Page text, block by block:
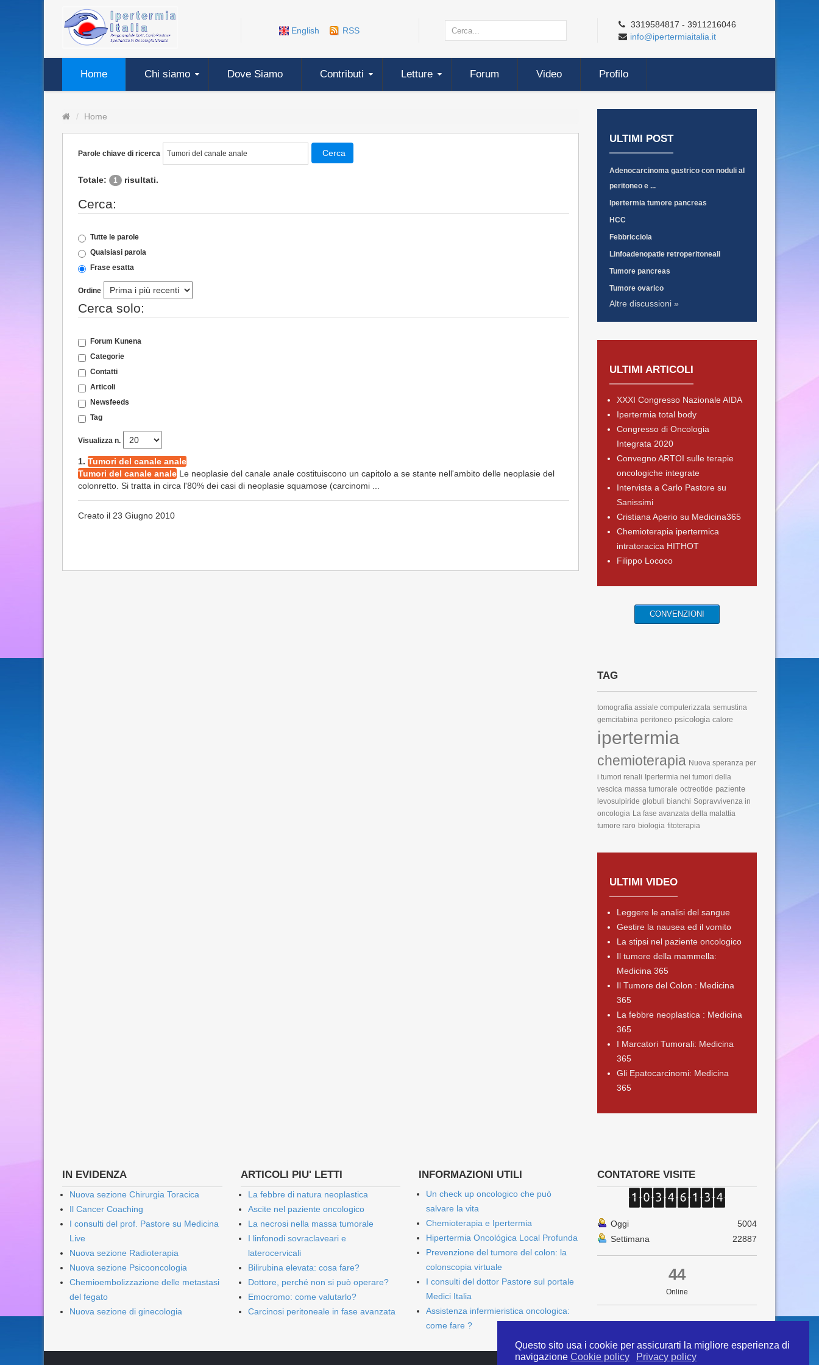
Questo sito usa i cookie per assicurarti la migliore esperienza di
navigazione Cookie policy Privacy policy
English RSS
3319584817 - 3911216046
info@ipertermiaitalia.it
Home Chi siamo Dove Siamo Contributi Letture Forum Video Profilo
Home
Parole chiave di ricerca Cerca
Totale: 1 risultati.
Cerca:
Tutte le parole
Qualsiasi parola
Frase esatta
Ordine
Cerca solo:
Forum Kunena
Categorie
Contatti
Articoli
Newsfeeds
Tag
Visualizza n.
1. Tumori del canale anale
Tumori del canale anale Le neoplasie del canale anale costituiscono un capitolo a se stante nell'ambito delle neoplasie del
colonretto. Si tratta in circa l'80% dei casi di neoplasie squamose (carcinomi ...
Creato il 23 Giugno 2010
ULTIMI POST
Adenocarcinoma gastrico con noduli al
peritoneo e ...
Ipertermia tumore pancreas
HCC
Febbricciola
Linfoadenopatie retroperitoneali
Tumore pancreas
Tumore ovarico
Altre discussioni »
ULTIMI ARTICOLI
XXXI Congresso Nazionale AIDA
Ipertermia total body
Congresso di Oncologia
Integrata 2020
Convegno ARTOI sulle terapie
oncologiche integrate
Intervista a Carlo Pastore su
Sanissimi
Cristiana Aperio su Medicina365
Chemioterapia ipertermica
intratoracica HITHOT
Filippo Lococo
CONVENZIONI
TAG
tomografia assiale computerizzata semustina
gemcitabina peritoneo psicologia calore
ipertermia
chemioterapia Nuova speranza per
i tumori renali Ipertermia nei tumori della
vescica massa tumorale octreotide paziente
levosulpiride globuli bianchi Sopravvivenza in
oncologia La fase avanzata della malattia
tumore raro biologia fitoterapia
ULTIMI VIDEO
Leggere le analisi del sangue
Gestire la nausea ed il vomito
La stipsi nel paziente oncologico
Il tumore della mammella:
Medicina 365
Il Tumore del Colon : Medicina
365
La febbre neoplastica : Medicina
365
I Marcatori Tumorali: Medicina
365
Gli Epatocarcinomi: Medicina
365
IN EVIDENZA
Nuova sezione Chirurgia Toracica
Il Cancer Coaching
I consulti del prof. Pastore su Medicina
Live
Nuova sezione Radioterapia
Nuova sezione Psicooncologia
Chemioembolizzazione delle metastasi
del fegato
Nuova sezione di ginecologia
ARTICOLI PIU' LETTI
La febbre di natura neoplastica
Ascite nel paziente oncologico
La necrosi nella massa tumorale
I linfonodi sovraclaveari e
laterocervicali
Bilirubina elevata: cosa fare?
Dottore, perché non si può operare?
Emocromo: come valutarlo?
Carcinosi peritoneale in fase avanzata
INFORMAZIONI UTILI
Un check up oncologico che può
salvare la vita
Chemioterapia e Ipertermia
Hipertermia Oncológica Local Profunda
Prevenzione del tumore del colon: la
colonscopia virtuale
I consulti del dottor Pastore sul portale
Medici Italia
Assistenza infermieristica oncologica:
come fare ?
CONTATORE VISITE
Oggi
5004
Settimana
22887
44
Online